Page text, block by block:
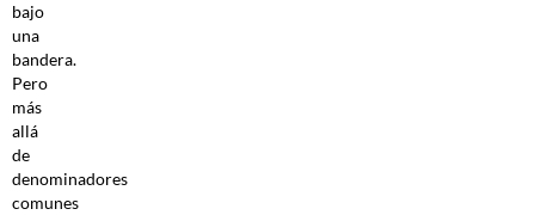
bajo
una
bandera.
Pero
más
allá
de
denominadores
comunes